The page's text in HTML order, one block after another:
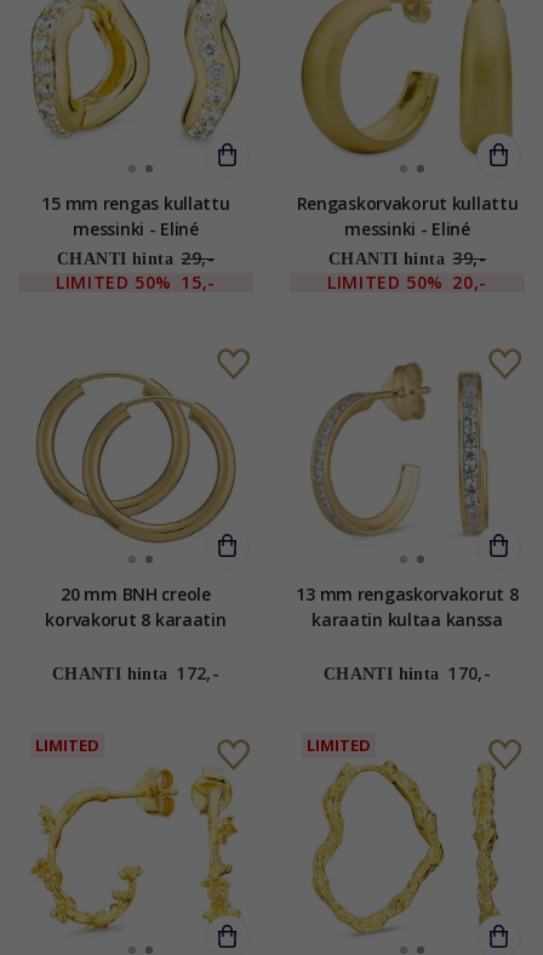
15 mm rengas kullattu
messinki - Eliné
CHANTI hinta 29,-
LIMITED 50% 15,-
Rengaskorvakorut kullattu
messinki - Eliné
CHANTI hinta 39,-
LIMITED 50% 20,-
20 mm BNH creole
korvakorut 8 karaatin
CHANTI hinta 172,-
13 mm rengaskorvakorut 8
karaatin kultaa kanssa
CHANTI hinta 170,-
LIMITED LIMITED